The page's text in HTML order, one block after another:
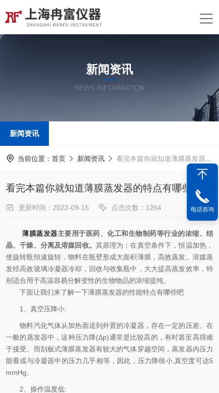
新闻资讯
NEWS INFORMATION
新闻资讯
当前位置： 首页 新闻资讯 看完本篇你就知道薄膜蒸发器的特点有哪些了
看完本篇你就知道薄膜蒸发器的特点有哪些了
更新时间：2022-09-15 点击次数：1264
薄膜蒸发器主要用于医药、化工和生物制药等行业的浓缩、结
晶、干燥、分离及溶媒回收。 其原理为：在真空条件下，恒温加热，
使旋转瓶恒速旋转，物料在瓶壁形成大面积薄膜，高效蒸发。溶媒蒸
发经高效玻璃冷凝器冷却，回收与收集瓶中，大大提高蒸发效率，特
别适合用于高温容易分解变性的生物物品的浓缩提纯。
下面让我们来了解一下薄膜蒸发器的性能特点有哪些吧
1、真空压降小:
物料汽化气体从加热面送到外置的冷凝器，存在一定的压差。在
一般的蒸发器中，这种压力降(Δp)通常是比较高的，有时甚至高得难
于接受。而刮板式薄膜蒸发器有较大的气体穿越空间，蒸发器内压力
能看成与冷凝器中的压力几乎相等，因此，压力降很小,真空度可达5
mmHg。
2、操作温度低:
电话咨询